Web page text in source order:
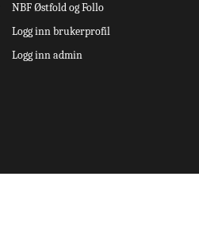
NBF Østfold og Follo
Logg inn brukerprofil
Logg inn admin